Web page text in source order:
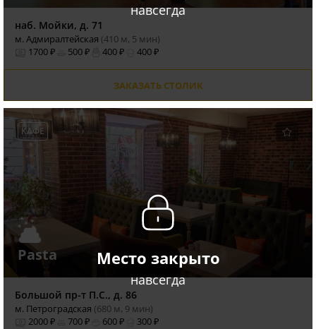
навсегда
наб. Мойки, д. 71
м. Адмиралтейская (410 м, 5 мин)
1700 ₽
500 ₽ 400 ₽ 400 ₽
ЗАКАЗАТЬ СТОЛИК
Место закрыто
навсегда
КАФЕ
Pasta
Большой пр-т П.С., д. 86
м. Петроградская (680 м, 9 мин)
2000 ₽
700 ₽ 600 ₽ 300 ₽